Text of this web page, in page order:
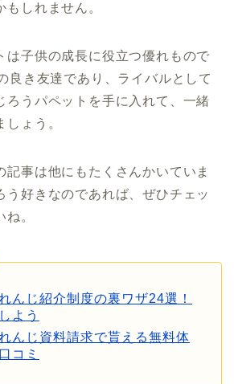
しれません。
は子供の成長に役立つ優れもので
良き友達であり、ライバルとして
ろうパペットを手に入れて、一緒
ょう。
記事は他にもたくさんかいていま
う好きなのであれば、ぜひチェッ
。
んじ紹介制度の裏ワザ24選！
よう
んじ資料請求で貰える無料体
コミ